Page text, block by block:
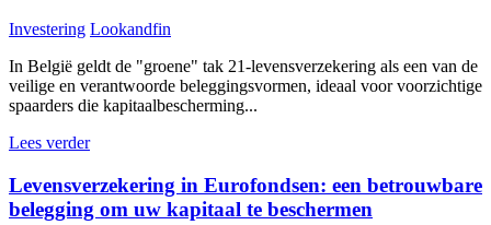
Investering Lookandfin
In België geldt de "groene" tak 21-levensverzekering als een van de
veilige en verantwoorde beleggingsvormen, ideaal voor voorzichtige
spaarders die kapitaalbescherming...
Lees verder
Levensverzekering in Eurofondsen: een betrouwbare
belegging om uw kapitaal te beschermen